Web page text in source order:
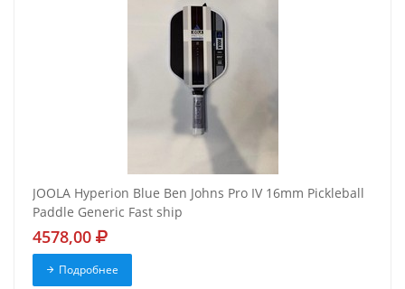
JOOLA Hyperion Blue Ben Johns Pro IV 16mm Pickleball
Paddle Generic Fast ship
4578,00
Подробнее